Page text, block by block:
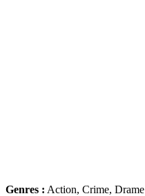
Genres : Action, Crime, Drame